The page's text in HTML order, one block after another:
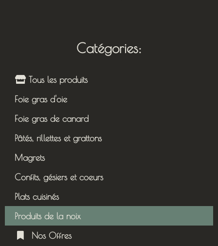
Catégories:
Tous les produits
Foie gras d'oie
Foie gras de canard
Pâtés, rillettes et grattons
Magrets
Confits, gésiers et coeurs
Plats cuisinés
Produits de la noix
Nos Offres